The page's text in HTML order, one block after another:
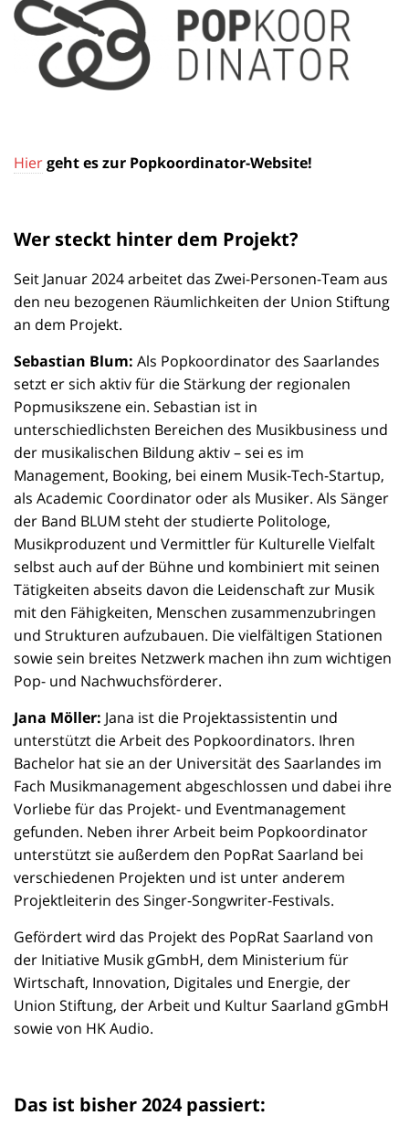
Hiergeht es zur Popkoordinator-Website!
Wer steckt hinter dem Projekt?
Seit Januar 2024 arbeitet das Zwei-Personen-Team aus
den neu bezogenen Räumlichkeiten der Union Stiftung
an dem Projekt.
Sebastian Blum: Als Popkoordinator des Saarlandes
setzt er sich aktiv für die Stärkung der regionalen
Popmusikszene ein. Sebastian ist in
unterschiedlichsten Bereichen des Musikbusiness und
der musikalischen Bildung aktiv – sei es im
Management, Booking, bei einem Musik-Tech-Startup,
als Academic Coordinator oder als Musiker. Als Sänger
der Band BLUM steht der studierte Politologe,
Musikproduzent und Vermittler für Kulturelle Vielfalt
selbst auch auf der Bühne und kombiniert mit seinen
Tätigkeiten abseits davon die Leidenschaft zur Musik
mit den Fähigkeiten, Menschen zusammenzubringen
und Strukturen aufzubauen. Die vielfältigen Stationen
sowie sein breites Netzwerk machen ihn zum wichtigen
Pop- und Nachwuchsförderer.
Jana Möller: Jana ist die Projektassistentin und
unterstützt die Arbeit des Popkoordinators. Ihren
Bachelor hat sie an der Universität des Saarlandes im
Fach Musikmanagement abgeschlossen und dabei ihre
Vorliebe für das Projekt- und Eventmanagement
gefunden. Neben ihrer Arbeit beim Popkoordinator
unterstützt sie außerdem den PopRat Saarland bei
verschiedenen Projekten und ist unter anderem
Projektleiterin des Singer-Songwriter-Festivals.
Gefördert wird das Projekt des PopRat Saarland von
der Initiative Musik gGmbH, dem Ministerium für
Wirtschaft, Innovation, Digitales und Energie, der
Union Stiftung, der Arbeit und Kultur Saarland gGmbH
sowie von HK Audio.
Das ist bisher 2024 passiert: